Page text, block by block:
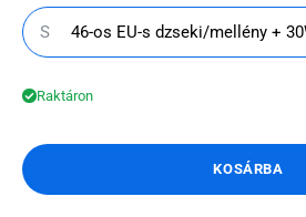
S 46-os EU-s dzseki/mellény +
Raktáron
KOSÁRBA